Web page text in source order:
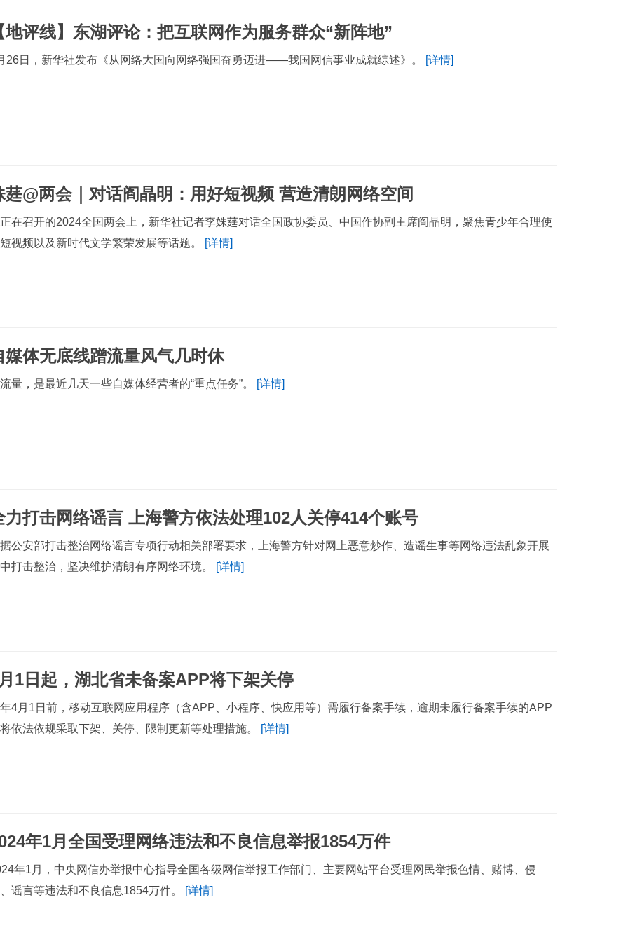
地评线】东湖评论：把互联网作为服务群众“新阵地”
26日，新华社发布《从网络大国向网络强国奋勇迈进——我国网信事业成就综述》。 [详情]
莛@两会｜对话阎晶明：用好短视频 营造清朗网络空间
在召开的2024全国两会上，新华社记者李姝莛对话全国政协委员、中国作协副主席阎晶明，聚焦青少年合理使
视频以及新时代文学繁荣发展等话题。
[详情]
媒体无底线蹭流量风气几时休
量，是最近几天一些自媒体经营者的“重点任务”。 [详情]
力打击网络谣言 上海警方依法处理102人关停414个账号
公安部打击整治网络谣言专项行动相关部署要求，上海警方针对网上恶意炒作、造谣生事等网络违法乱象开展
打击整治，坚决维护清朗有序网络环境。
[详情]
1日起，湖北省未备案APP将下架关停
4月1日前，移动互联网应用程序（含APP、小程序、快应用等）需履行备案手续，逾期未履行备案手续的APP
依法依规采取下架、关停、限制更新等处理措施。
[详情]
年1月全国受理网络违法和不良信息举报1854万件
年1月，中央网信办举报中心指导全国各级网信举报工作部门、主要网站平台受理网民举报色情、赌博、侵
谣言等违法和不良信息1854万件。
[详情]